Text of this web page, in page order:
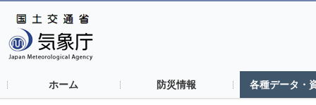
ホーム 防災情報 各種データ・